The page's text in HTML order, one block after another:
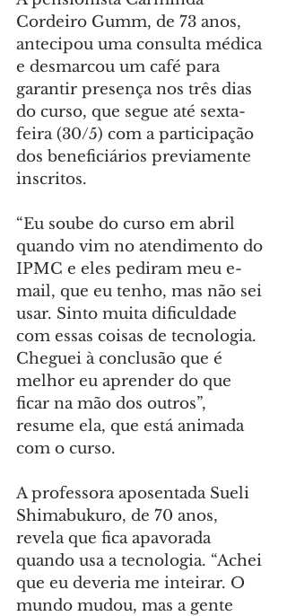
Cordeiro Gumm, de 73 anos,
antecipou uma consulta médica
e desmarcou um café para
garantir presença nos três dias
do curso, que segue até sexta-
feira (30/5) com a participação
dos beneficiários previamente
inscritos.
“Eu soube do curso em abril
quando vim no atendimento do
IPMC e eles pediram meu e-
mail, que eu tenho, mas não sei
usar. Sinto muita dificuldade
com essas coisas de tecnologia.
Cheguei à conclusão que é
melhor eu aprender do que
ficar na mão dos outros”,
resume ela, que está animada
com o curso.
A professora aposentada Sueli
Shimabukuro, de 70 anos,
revela que fica apavorada
quando usa a tecnologia. “Achei
que eu deveria me inteirar. O
mundo mudou, mas a gente